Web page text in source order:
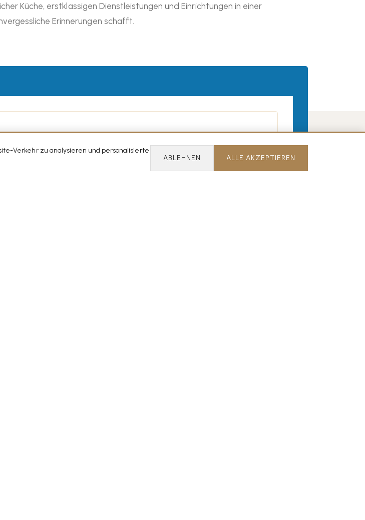
Küche, erstklassigen Dienstleistungen und Einrichtungen in einer
Erinnerungen schafft.
Verkehr zu analysieren und personalisierte
ABLEHNEN ALLE AKZEPTIEREN